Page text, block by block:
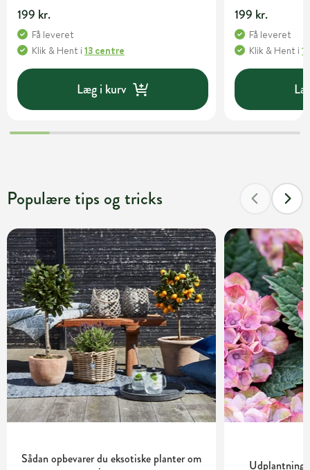
199 kr.
Få leveret
Klik & Hent i 13 centre
Læg i kurv
199 kr.
Få leveret
Klik & Hent i
Populære tips og tricks
Sådan opbevarer du eksotiske planter om
Udplantning